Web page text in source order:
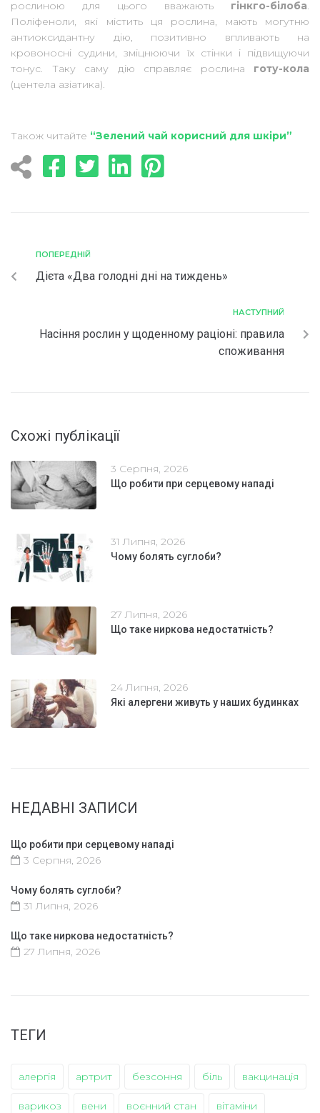
рослиною для цього вважають гінкго-білоба.
Поліфеноли, які містить ця рослина, мають могутню
антиоксидантну дію, позитивно впливають на
кровоносні судини, зміцнюючи їх стінки і підвищуючи
тонус. Таку саму дію справляє рослина готу-кола
(центела азіатика).
Також читайте “Зелений чай корисний для шкіри”
ПОПЕРЕДНІЙ
Дієта «Два голодні дні на тиждень»
НАСТУПНИЙ
Насіння рослин у щоденному раціоні: правила
споживання
Схожі публікації
3 Серпня, 2026
Що робити при серцевому нападі
31 Липня, 2026
Чому болять суглоби?
27 Липня, 2026
Що таке ниркова недостатність?
24 Липня, 2026
Які алергени живуть у наших будинках
НЕДАВНІ ЗАПИСИ
Що робити при серцевому нападі
3 Серпня, 2026
Чому болять суглоби?
31 Липня, 2026
Що таке ниркова недостатність?
27 Липня, 2026
ТЕГИ
алергія артрит безсоння біль вакцинація
варикоз вени воєнний стан вітаміни